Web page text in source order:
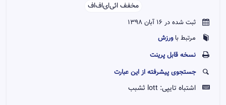
مخفف ائی‌ای‌اف‌اف‌‌
ثبت شده در 16 آبان 1398
مرتبط باورزش
نسخه قابل پرينت
جستجوی پیشرفته از این عبارت
اشتباه تایپی: lott ثشبب